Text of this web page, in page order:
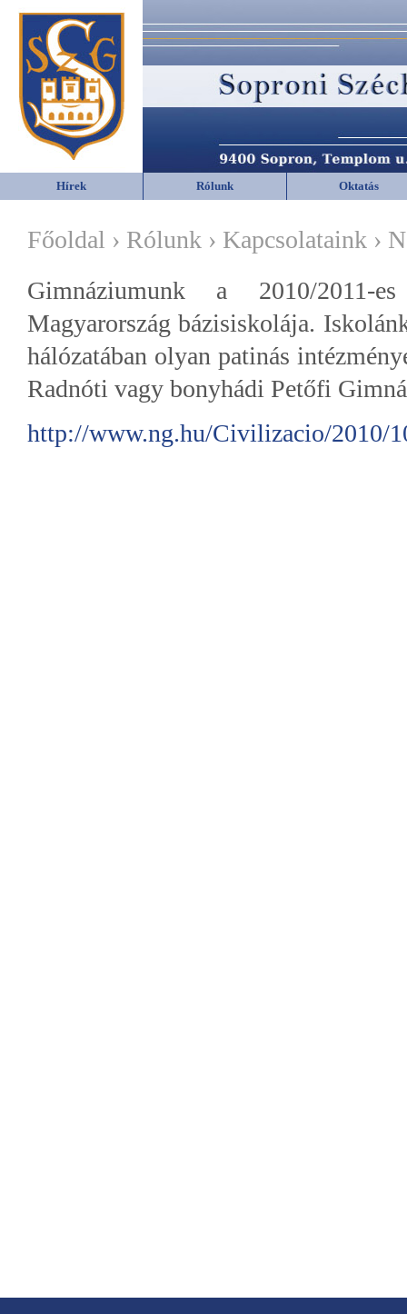
Hírek Rólunk Oktatás
Főoldal › Rólunk › Kapcsolataink ›
Gimnáziumunk a 2010/2011-
Magyarország bázisiskolája.
hálózatában olyan patinás
Radnóti vagy bonyhádi Petőfi
http://www.ng.hu/Civilizacio/2010/